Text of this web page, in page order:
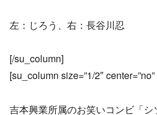
左：じろう、右：長谷川忍
[/su_column]
[su_column size=”1/2″ center=”no”
吉本興業所属のお笑いコンビ「